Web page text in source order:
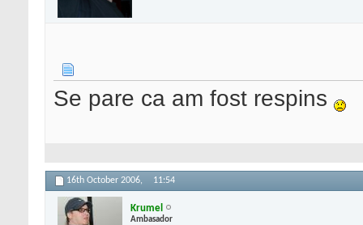
Se pare ca am fost respins
16th October 2006, 11:54
Krumel
Ambasador